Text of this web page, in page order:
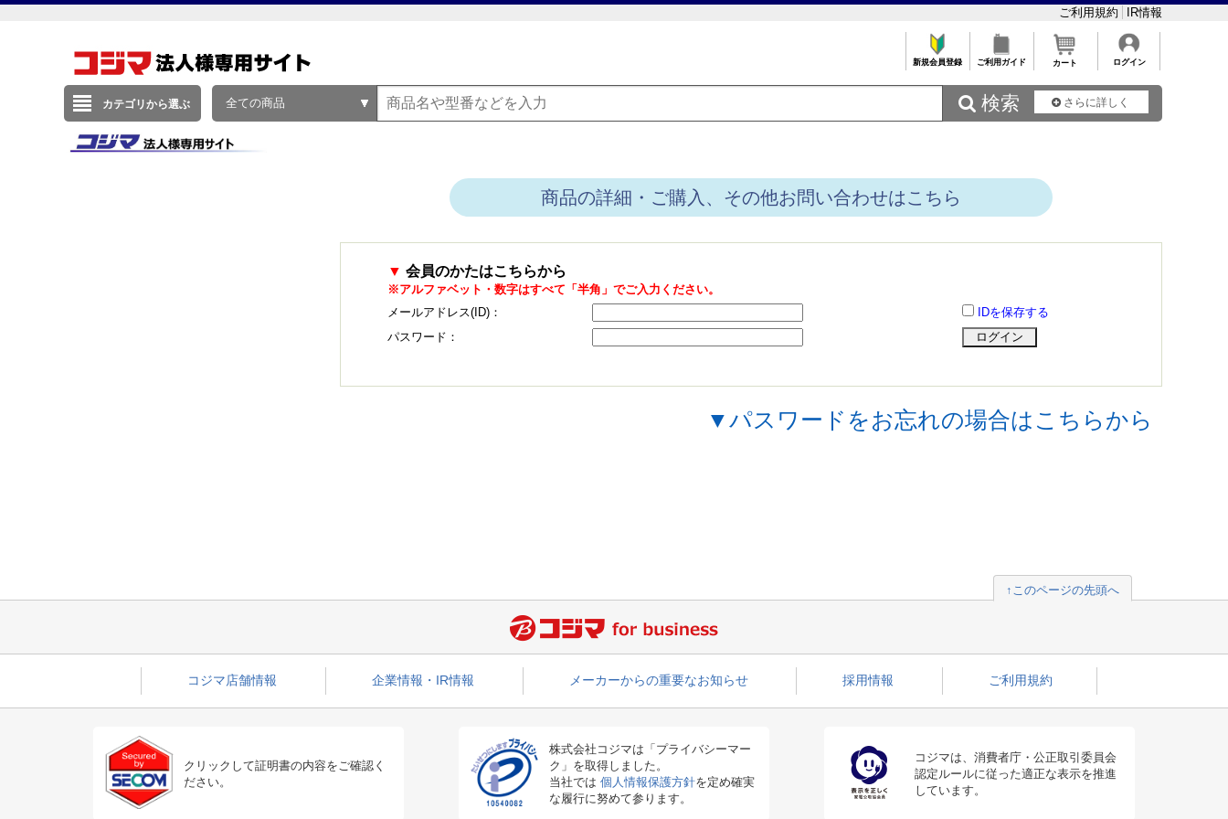
ご利用規約 IR情報
新規会員登録 ご利用ガイド カート ログイン
カテゴリから選ぶ 全ての商品  検索 さらに詳しく
商品の詳細・ご購入、その他お問い合わせはこちら
▼ 会員のかたはこちらから
※アルファベット・数字はすべて「半角」でご入力ください。
メールアドレス(ID)：
IDを保存する
パスワード：
▼パスワードをお忘れの場合はこちらから
↑このページの先頭へ
コジマ店舗情報 企業情報・IR情報 メーカーからの重要なお知らせ 採用情報 ご利用規約
クリックして証明書の内容をご確認く
ださい。
株式会社コジマは「プライバシーマー
ク」を取得しました。
当社では 個人情報保護方針を定め確実
な履行に努めて参ります。
コジマは、消費者庁・公正取引委員会
認定ルールに従った適正な表示を推進
しています。